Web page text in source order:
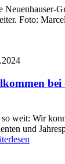
Foto:
bei
weit: Wir
und